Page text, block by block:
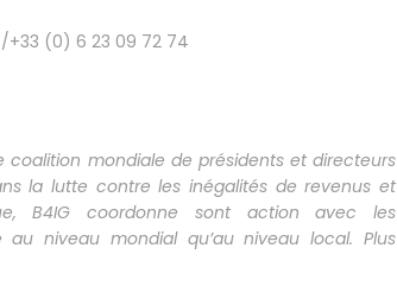
/+33 (0) 6 23 09 72 74
coalition mondiale de présidents et directeurs
la lutte contre les inégalités de revenus et
B4IG coordonne sont action avec les
niveau mondial qu’au niveau local. Plus